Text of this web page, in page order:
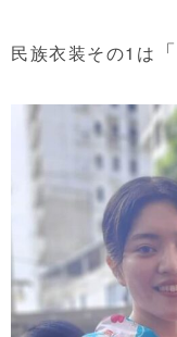
民族衣装その1は 「